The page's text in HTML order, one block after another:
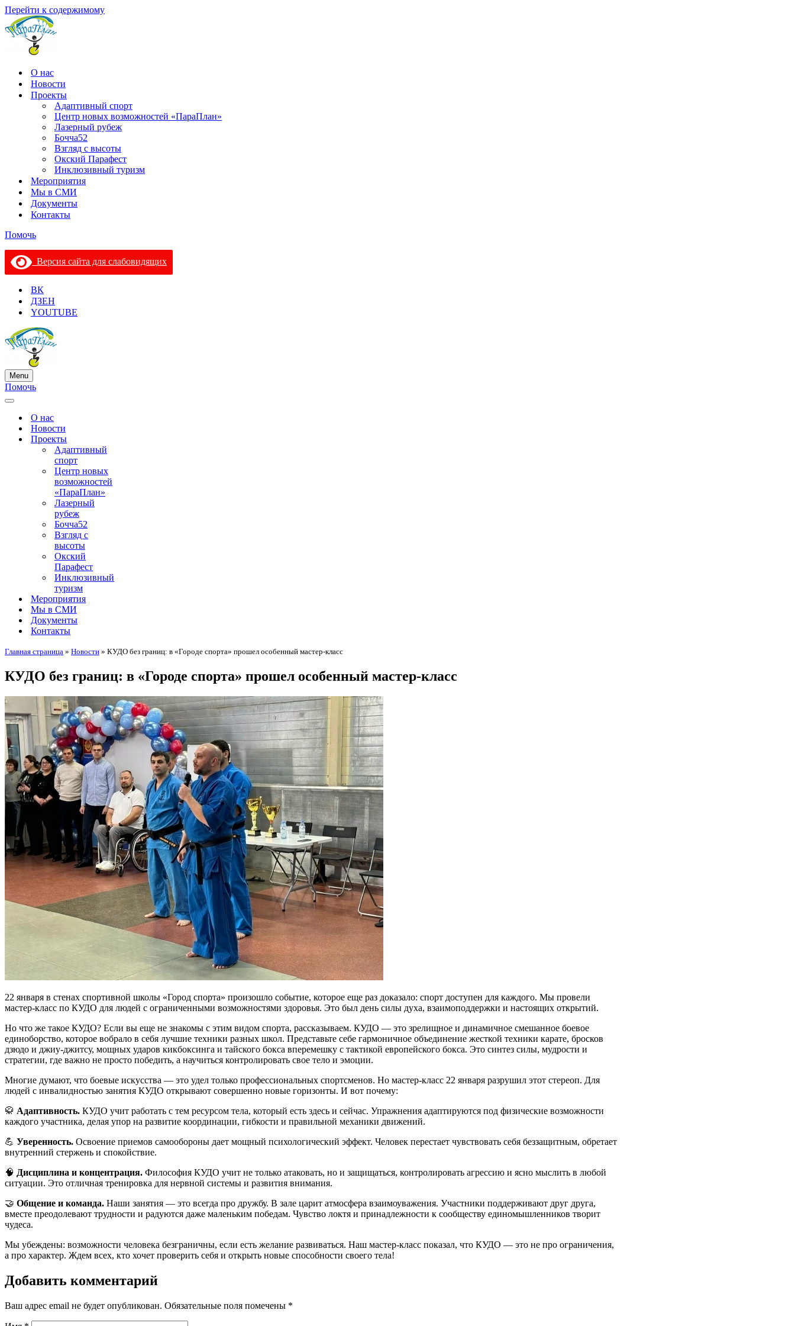
Перейти к содержимому
О нас
Новости
Проекты
Адаптивный спорт
Центр новых возможностей «ПараПлан»
Лазерный рубеж
Бочча52
Взгляд с высоты
Окский Парафест
Инклюзивный туризм
Мероприятия
Мы в СМИ
Документы
Контакты
Помочь
Версия сайта для слабовидящих
ВК
ДЗЕН
YOUTUBE
Menu
Меню
навигации
Помочь
Меню
навигацииО нас
Новости
Проекты
Адаптивный
спорт
Центр новых
возможностей
«ПараПлан»
Лазерный
рубеж
Бочча52
Взгляд с
высоты
Окский
Парафест
Инклюзивный
туризм
Мероприятия
Мы в СМИ
Документы
Контакты
Главная страница » Новости » КУДО без границ: в «Городе спорта» прошел особенный мастер-класс
КУДО без границ: в «Городе спорта» прошел особенный мастер-класс
22 января в стенах спортивной школы «Город спорта» произошло событие, которое еще раз доказало: спорт доступен для каждого. Мы провели
мастер-класс по КУДО для людей с ограниченными возможностями здоровья. Это был день силы духа, взаимоподдержки и настоящих открытий.
Но что же такое КУДО? Если вы еще не знакомы с этим видом спорта, рассказываем. КУДО — это зрелищное и динамичное смешанное боевое
единоборство, которое вобрало в себя лучшие техники разных школ. Представьте себе гармоничное объединение жесткой техники карате, бросков
дзюдо и джиу-джитсу, мощных ударов кикбоксинга и тайского бокса вперемешку с тактикой европейского бокса. Это синтез силы, мудрости и
стратегии, где важно не просто победить, а научиться контролировать свое тело и эмоции.
Многие думают, что боевые искусства — это удел только профессиональных спортсменов. Но мастер-класс 22 января разрушил этот стереоп. Для
людей с инвалидностью занятия КУДО открывают совершенно новые горизонты. И вот почему:
🥋 Адаптивность. КУДО учит работать с тем ресурсом тела, который есть здесь и сейчас. Упражнения адаптируются под физические возможности
каждого участника, делая упор на развитие координации, гибкости и правильной механики движений.
💪 Уверенность. Освоение приемов самообороны дает мощный психологический эффект. Человек перестает чувствовать себя беззащитным, обретает
внутренний стержень и спокойствие.
🧠 Дисциплина и концентрация. Философия КУДО учит не только атаковать, но и защищаться, контролировать агрессию и ясно мыслить в любой
ситуации. Это отличная тренировка для нервной системы и развития внимания.
🤝 Общение и команда. Наши занятия — это всегда про дружбу. В зале царит атмосфера взаимоуважения. Участники поддерживают друг друга,
вместе преодолевают трудности и радуются даже маленьким победам. Чувство локтя и принадлежности к сообществу единомышленников творит
чудеса.
Мы убеждены: возможности человека безграничны, если есть желание развиваться. Наш мастер-класс показал, что КУДО — это не про ограничения,
а про характер. Ждем всех, кто хочет проверить себя и открыть новые способности своего тела!
Добавить комментарий
Ваш адрес email не будет опубликован. Обязательные поля помечены *